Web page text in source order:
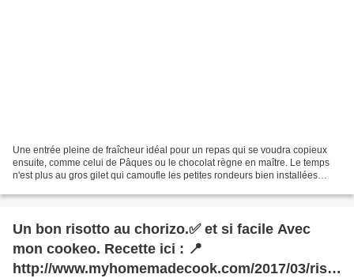
Une entrée pleine de fraîcheur idéal pour un repas qui se voudra copieux
ensuite, comme celui de Pâques ou le chocolat règne en maître. Le temps
n'est plus au gros gilet qui camoufle les petites rondeurs bien installées
Un bon risotto au chorizo.✅ et si facile Avec
mon cookeo. Recette ici : 📍
http://www.myhomemadecook.com/2017/03/risot